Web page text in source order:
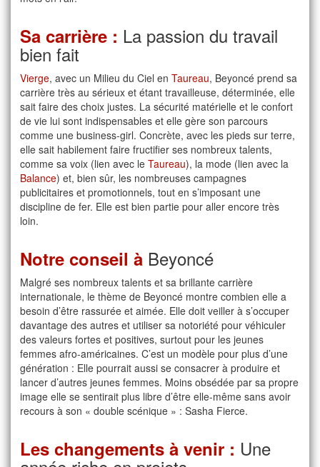
Sa carrière : La passion du travail
bien fait
Vierge, avec un Milieu du Ciel en Taureau, Beyoncé prend sa
carrière très au sérieux et étant travailleuse, déterminée, elle
sait faire des choix justes. La sécurité matérielle et le confort
de vie lui sont indispensables et elle gère son parcours
comme une business-girl. Concrète, avec les pieds sur terre,
elle sait habilement faire fructifier ses nombreux talents,
comme sa voix (lien avec le Taureau), la mode (lien avec la
Balance) et, bien sûr, les nombreuses campagnes
publicitaires et promotionnels, tout en s’imposant une
discipline de fer. Elle est bien partie pour aller encore très
loin.
Notre conseil à Beyoncé
Malgré ses nombreux talents et sa brillante carrière
internationale, le thème de Beyoncé montre combien elle a
besoin d’être rassurée et aimée. Elle doit veiller à s’occuper
davantage des autres et utiliser sa notoriété pour véhiculer
des valeurs fortes et positives, surtout pour les jeunes
femmes afro-américaines. C’est un modèle pour plus d’une
génération : Elle pourrait aussi se consacrer à produire et
lancer d’autres jeunes femmes. Moins obsédée par sa propre
image elle se sentirait plus libre d’être elle-même sans avoir
recours à son « double scénique » : Sasha Fierce.
Les changements à venir : Une